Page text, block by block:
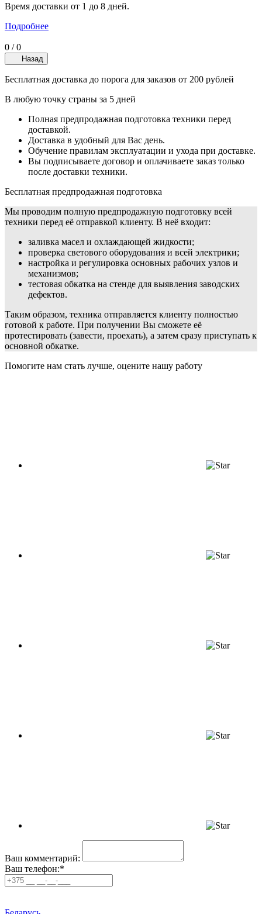
Время доставки от 1 до 8 дней.
Подробнее
0 /0
Назад
Бесплатная доставка до порога для заказов от 200 рублей
В любую точку страны за 5 дней
Полная предпродажная подготовка техники перед
доставкой.
Доставка в удобный для Вас день.
Обучение правилам эксплуатации и ухода при доставке.
Вы подписываете договор и оплачиваете заказ только
после доставки техники.
Бесплатная предпродажная подготовка
Мы проводим полную предпродажную подготовку всей
техники перед её отправкой клиенту. В неё входит:
заливка масел и охлаждающей жидкости;
проверка светового оборудования и всей электрики;
настройка и регулировка основных рабочих узлов и
механизмов;
тестовая обкатка на стенде для выявления заводских
дефектов.
Таким образом, техника отправляется клиенту полностью
готовой к работе. При получении Вы сможете её
протестировать (завести, проехать), а затем сразу приступать к
основной обкатке.
Помогите нам стать лучше, оцените нашу работу
Ваш комментарий:
Ваш телефон:*